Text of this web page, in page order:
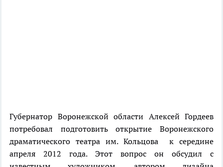
Губернатор Воронежской области Алексей Гордеев
потребовал подготовить открытие Воронежского
драматического театра им. Кольцова к середине
апреля 2012 года. Этот вопрос он обсудил с